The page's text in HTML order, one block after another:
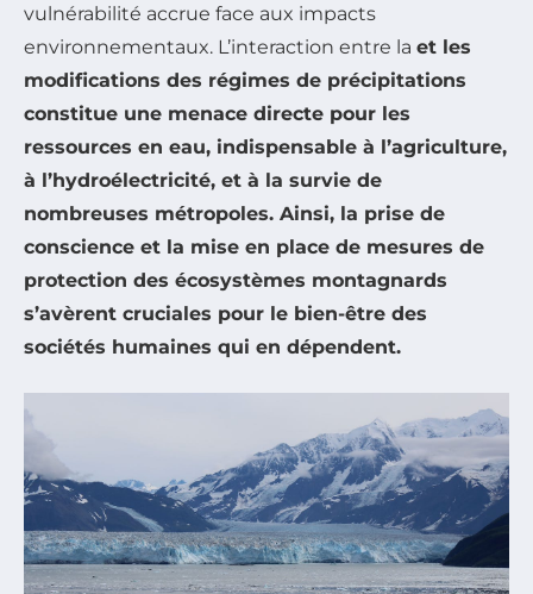
vulnérabilité accrue face aux impacts
environnementaux. L’interaction entre la et les
modifications des régimes de précipitations
constitue une menace directe pour les
ressources en eau, indispensable à l’agriculture,
à l’hydroélectricité, et à la survie de
nombreuses métropoles. Ainsi, la prise de
conscience et la mise en place de mesures de
protection des écosystèmes montagnards
s’avèrent cruciales pour le bien-être des
sociétés humaines qui en dépendent.